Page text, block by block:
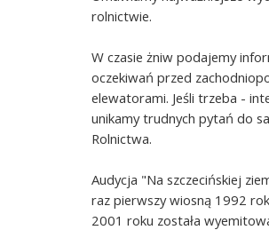
rolnictwie.
W czasie żniw podajemy
oczekiwań przed
elewatorami. Jeśli trzeba -
unikamy trudnych pytań do
Rolnictwa.
Audycja "Na szczecińskiej
raz pierwszy wiosną 1992
2001 roku została